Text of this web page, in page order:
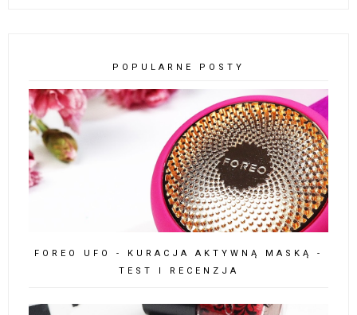
POPULARNE POSTY
FOREO UFO - KURACJA AKTYWNĄ MASKĄ -
TEST I RECENZJA